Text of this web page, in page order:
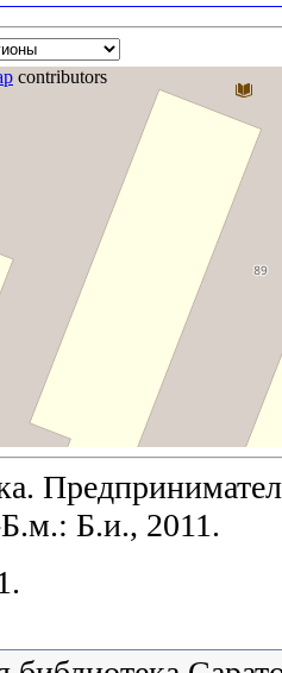
contributors
Б.и., 2011.